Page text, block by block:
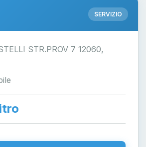
SERVIZIO
STR.PROV 7 12060,